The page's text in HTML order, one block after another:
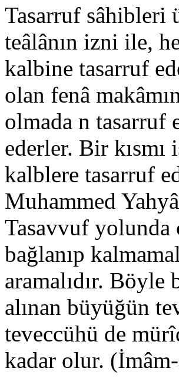
Tasarruf sâhibleri
teâlânın izni ile,
kalbine tasarruf
olan fenâ
olmada n tasarruf
ederler. Bir
kalblere tasarruf
Muhammed
Tasavvuf yolunda
bağlanıp
aramalıdır.
alınan büyüğün
teveccühü de
kadar olur.